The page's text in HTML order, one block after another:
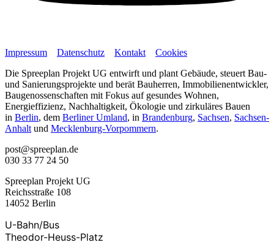
Impressum Datenschutz Kontakt
Cookies
Die Spreeplan Projekt UG entwirft und plant Gebäude, steuert Bau-
und Sanierungsprojekte und berät Bauherren, Immobilienentwickler,
Baugenossenschaften mit Fokus auf gesundes Wohnen,
Energieffizienz, Nachhaltigkeit, Ökologie und zirkuläres Bauen
in Berlin, dem Berliner Umland, in Brandenburg, Sachsen, Sachsen-
Anhalt und Mecklenburg-Vorpommern.
post@spreeplan.de
030 33 77 24 50
Spreeplan Projekt UG
Reichsstraße 108
14052 Berlin
U-Bahn/Bus
Theodor-Heuss-Platz